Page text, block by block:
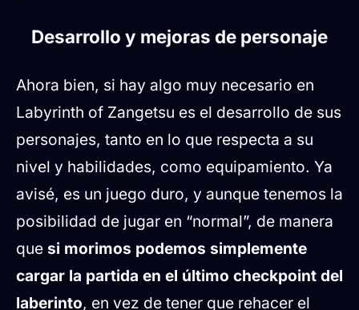
Desarrollo y mejoras de personaje
Ahora bien, si hay algo muy necesario en
Labyrinth of Zangetsu es el desarrollo de sus
personajes, tanto en lo que respecta a su
nivel y habilidades, como equipamiento. Ya
avisé, es un juego duro, y aunque tenemos la
posibilidad de jugar en “normal”, de manera
que si morimos podemos simplemente
cargar la partida en el último checkpoint del
laberinto, en vez de tener que rehacer el